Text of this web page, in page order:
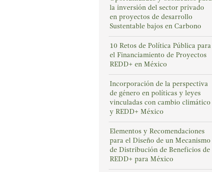
la inversión del sector privado
en proyectos de desarrollo
Sustentable bajos en Carbono
10 Retos de Política Pública para
el Financiamiento de Proyectos
REDD+ en México
Incorporación de la perspectiva
de género en políticas y leyes
vinculadas con cambio climático
y REDD+ México
Elementos y Recomendaciones
para el Diseño de un Mecanismo
de Distribución de Beneficios de
REDD+ para México